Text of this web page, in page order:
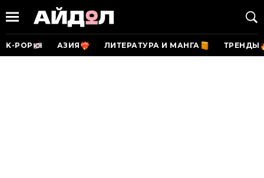
K-POP АЗИЯ ЛИТЕРАТУРА И МАНГА ТРЕНДЫ